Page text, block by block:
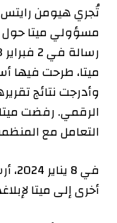
تُجري هيومن
مسؤولي ميتا حول
ميتا، طرحت فيها
وأدرجت نتائج
الرقمي. رفضت
التعامل مع
في
أخرى إلى ميتا